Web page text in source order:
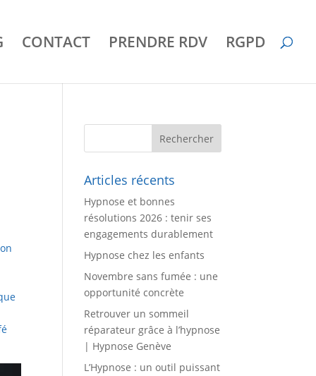
CONTACT PRENDRE RDV RGPD
Articles récents
Hypnose et bonnes
résolutions 2026 : tenir ses
engagements durablement
Hypnose chez les enfants
Novembre sans fumée : une
opportunité concrète
Retrouver un sommeil
réparateur grâce à l’hypnose
| Hypnose Genève
L’Hypnose : un outil puissant